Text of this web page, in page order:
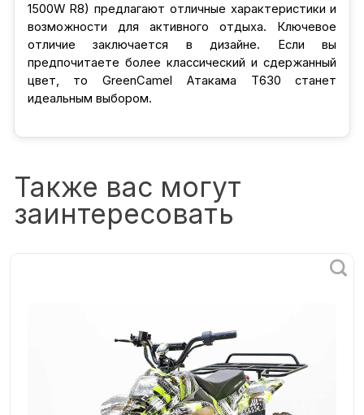
1500W R8) предлагают отличные характеристики и
возможности для активного отдыха. Ключевое
отличие заключается в дизайне. Если вы
предпочитаете более классический и сдержанный
цвет, то GreenCamel Атакама T630 станет
идеальным выбором.
Также вас могут
заинтересовать